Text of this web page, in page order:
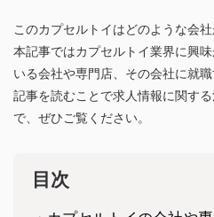
このカプセルトイはどのような会
本記事ではカプセルトイ業界に興
いる会社や専門店、その会社に就
記事を読むことで求人情報に関す
で、ぜひご覧ください。
目次